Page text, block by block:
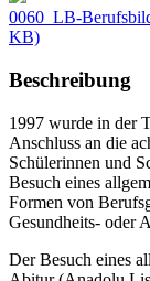
0060_LB-
KB)
Beschreibung
1997 wurde in der
Anschluss an die
Schülerinnen und
Besuch eines
Formen von
Gesundheits- oder
Der Besuch eines